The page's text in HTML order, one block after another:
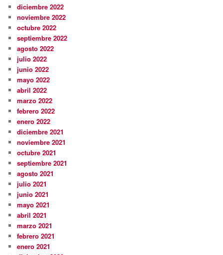
diciembre 2022
noviembre 2022
octubre 2022
septiembre 2022
agosto 2022
julio 2022
junio 2022
mayo 2022
abril 2022
marzo 2022
febrero 2022
enero 2022
diciembre 2021
noviembre 2021
octubre 2021
septiembre 2021
agosto 2021
julio 2021
junio 2021
mayo 2021
abril 2021
marzo 2021
febrero 2021
enero 2021